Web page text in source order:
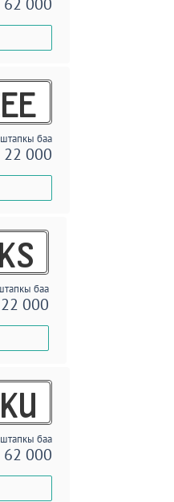
баа
22 000
баа
22 000
баа
62 000